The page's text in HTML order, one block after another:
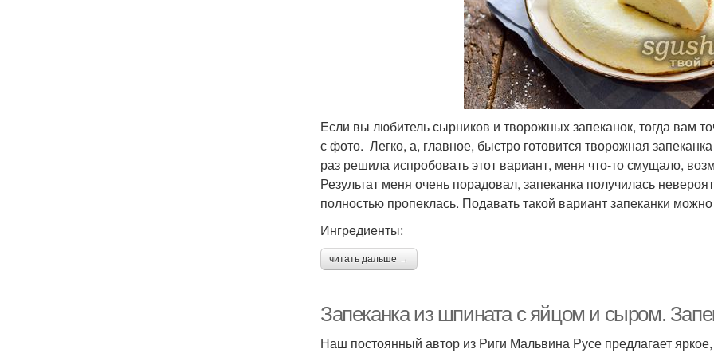
Если вы любитель сырников и творожных запеканок, тогда вам
с фото. Легко, а, главное, быстро готовится творожная
раз решила испробовать этот вариант, меня что-то смущало,
Результат меня очень порадовал, запеканка получилась
полностью пропеклась. Подавать такой вариант запеканки
Ингредиенты:
читать дальше →
Запеканка из шпината с яйцом и сыром.
Наш постоянный автор из Риги Мальвина Русе предлагает